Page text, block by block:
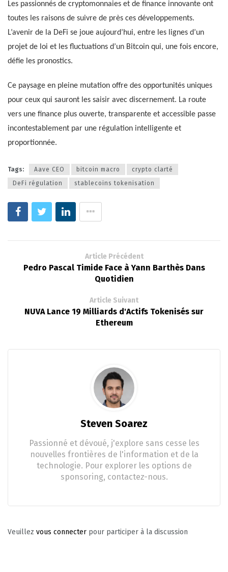
Les passionnés de cryptomonnaies et de finance innovante ont
toutes les raisons de suivre de près ces développements.
L’avenir de la DeFi se joue aujourd’hui, entre les lignes d’un
projet de loi et les fluctuations d’un Bitcoin qui, une fois encore,
défie les pronostics.
Ce paysage en pleine mutation offre des opportunités uniques
pour ceux qui sauront les saisir avec discernement. La route
vers une finance plus ouverte, transparente et accessible passe
incontestablement par une régulation intelligente et
proportionnée.
Tags: Aave CEO bitcoin macro
crypto clarté
DeFi régulation
stablecoins tokenisation
Article Précédent
Pedro Pascal Timide Face à Yann Barthès Dans
Quotidien
Article Suivant
NUVA Lance 19 Milliards d'Actifs Tokenisés sur
Ethereum
Steven Soarez
Passionné et dévoué, j'explore sans cesse les
nouvelles frontières de l'information et de la
technologie. Pour explorer les options de
sponsoring, contactez-nous.
Veuillez vous connecter pour participer à la discussion